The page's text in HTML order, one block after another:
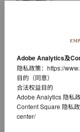
Adobe Analytics及
隐私政策： https://
目的（同意）
合法权益目的
Adobe Analytics 隐私政
Content Square 隐私政
center/